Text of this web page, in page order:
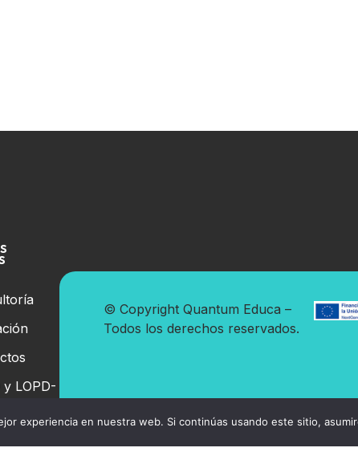
y LOPD-
© Copyright Quantum Educa –
Todos los derechos reservados.
experiencia en nuestra web. Si continúas usando este sitio,